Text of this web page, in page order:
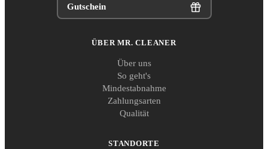
Gutschein
ÜBER MR. CLEANER
Über uns
So geht's
Mindestabnahme
Zahlungsarten
Qualität
STANDORTE